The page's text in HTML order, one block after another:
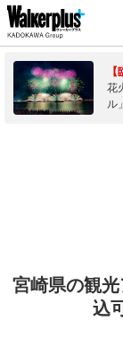
花
ル
宮崎県の観
込